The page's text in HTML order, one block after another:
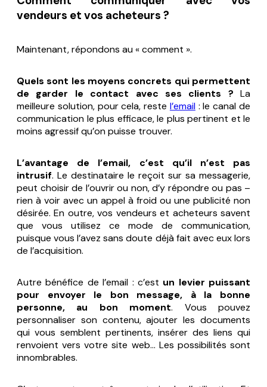
vendeurs et vos acheteurs ?
Maintenant, répondons au « comment ».
Quels sont les moyens concrets qui permettent
de garder le contact avec ses clients ? La
meilleure solution, pour cela, reste l’email: le canal de
communication le plus efficace, le plus pertinent et le
moins agressif qu’on puisse trouver.
L’avantage de l’email, c’est qu’il n’est pas
intrusif. Le destinataire le reçoit sur sa messagerie,
peut choisir de l’ouvrir ou non, d’y répondre ou pas –
rien à voir avec un appel à froid ou une publicité non
désirée. En outre, vos vendeurs et acheteurs savent
que vous utilisez ce mode de communication,
puisque vous l’avez sans doute déjà fait avec eux lors
de l’acquisition.
Autre bénéfice de l’email : c’est un levier puissant
pour envoyer le bon message, à la bonne
personne, au bon moment. Vous pouvez
personnaliser son contenu, ajouter les documents
qui vous semblent pertinents, insérer des liens qui
renvoient vers votre site web… Les possibilités sont
innombrables.